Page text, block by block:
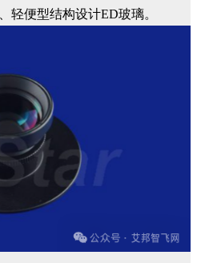
轻便型结构设计ED玻璃。